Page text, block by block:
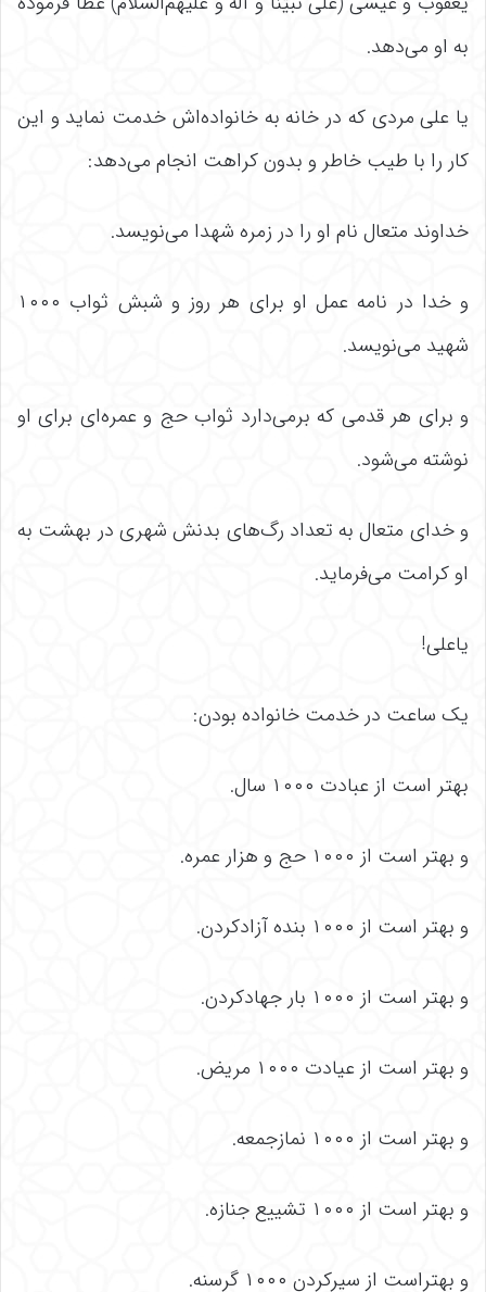
به او می‌دهد.
یا علی مردی که در خانه به خانواده‌اش خدمت نماید و این
کار را با طیب خاطر و بدون کراهت انجام می‌دهد:
خداوند متعال نام او را در زمره شهدا می‌نویسد.
و خدا در نامه عمل او برای هر روز و شبش ثواب ۱۰۰۰
شهید می‌نویسد.
و برای هر قدمی که برمی‌دارد ثواب حج و عمره‌ای برای او
نوشته می‌شود.
و خدای متعال به تعداد رگ‌های بدنش شهری در بهشت به
او کرامت می‌فرماید.
یاعلی!
یک ساعت در خدمت خانواده بودن:
بهتر است از عبادت ۱۰۰۰ سال.
و بهتر است از ۱۰۰۰ حج و هزار عمره.
و بهتر است از ۱۰۰۰ بنده آزادکردن.
و بهتر است از ۱۰۰۰ بار جهادکردن.
و بهتر است از عیادت ۱۰۰۰ مریض.
و بهتر است از ۱۰۰۰ نمازجمعه.
و بهتر است از ۱۰۰۰ تشییع جنازه.
و بهتراست از سیرکردن ۱۰۰۰ گرسنه.